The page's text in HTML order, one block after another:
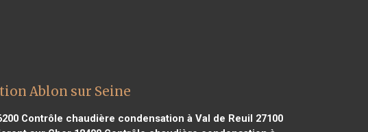
Ablon sur Seine
Contrôle chaudière condensation à Val de Reuil 27100